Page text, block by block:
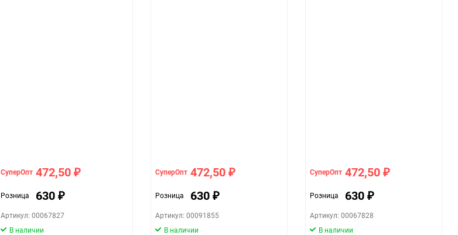
СуперОпт 472,50 ₽
Розница 630 ₽
Артикул: 00067827
В наличии
СуперОпт 472,50 ₽
Розница 630 ₽
Артикул: 00091855
В наличии
СуперОпт 472,50 ₽
Розница 630 ₽
Артикул: 00067828
В наличии